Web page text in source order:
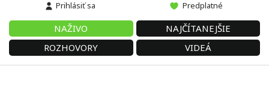
Prihlásiť sa Predplatné
NAŽIVO
NAJČÍTANEJŠIE
ROZHOVORY
VIDEÁ